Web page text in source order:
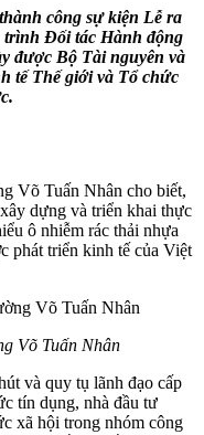
công sự kiện Lễ ra
trình Đối tác Hành động
được Bộ Tài nguyên và
tế Thế giới và Tổ chức
Võ Tuấn Nhân cho biết,
dựng và triển khai thực
ô nhiễm rác thải nhựa
phát triển kinh tế của Việt
Võ Tuấn Nhân
và quy tụ lãnh đạo cấp
tín dụng, nhà đầu tư
xã hội trong nhóm công